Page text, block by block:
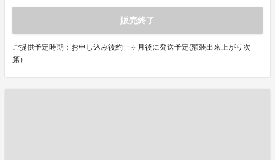
販売終了
ご提供予定時期：お申し込み後約一ヶ月後に発送予定(額装出来上がり次
第）